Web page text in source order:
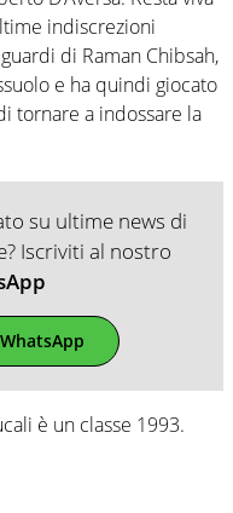
indiscrezioni
di Raman Chibsah,
e ha quindi giocato
tornare a indossare la
su ultime news di
Iscriviti al nostro
è un classe 1993.